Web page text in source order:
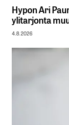
Hypon Ari
ylitarjonta
4.8.2026